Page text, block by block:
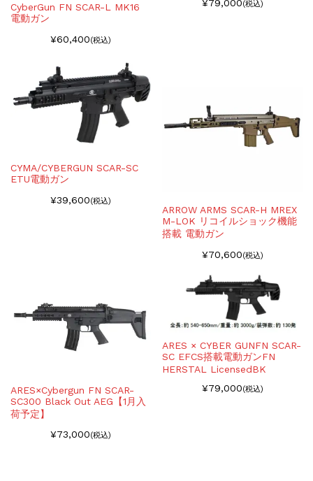
CyberGun FN SCAR-L MK16
電動ガン
¥60,400(税込)
¥79,000(税込)
CYMA/CYBERGUN SCAR-SC
ETU電動ガン
¥39,600(税込)
ARROW ARMS SCAR-H MREX
M-LOK リコイルショック機能
搭載 電動ガン
¥70,600(税込)
ARES×Cybergun FN SCAR-
SC300 Black Out AEG【1月入
荷予定】
¥73,000(税込)
ARES × CYBER GUNFN SCAR-
SC EFCS搭載電動ガンFN
HERSTAL LicensedBK
¥79,000(税込)